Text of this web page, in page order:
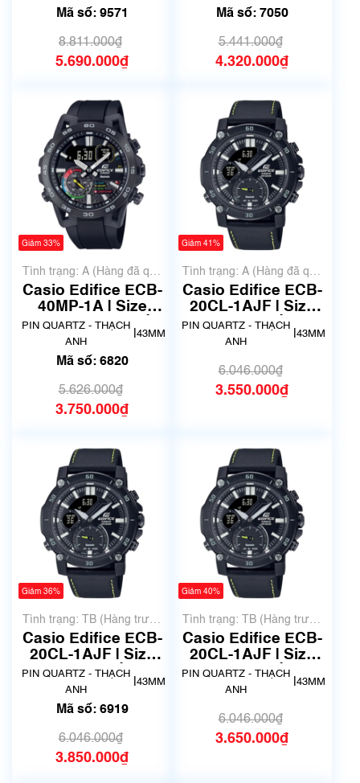
Mã số: 9571
8.811.000₫
5.690.000₫
Mã số: 7050
5.441.000₫
4.320.000₫
Giảm 33%
Tình trạng: A (Hàng đã qua
sử dụng nhưng rất đẹp,
không có xước)
Casio Edifice ECB-
40MP-1A | Size
43.5mm | Mã số
6820
PIN QUARTZ - THẠCH
ANH
43MM
Mã số: 6820
5.626.000₫
3.750.000₫
Giảm 41%
Tình trạng: A (Hàng đã qua
sử dụng nhưng rất đẹp,
không có xước)
Casio Edifice ECB-
20CL-1AJF | Size
43mm | Mã số 7798
PIN QUARTZ - THẠCH
ANH
43MM
6.046.000₫
3.550.000₫
Giảm 36%
Tình trạng: TB (Hàng trưng
bày, thanh lý)
Casio Edifice ECB-
20CL-1AJF | Size
43mm | Mã số 6919
PIN QUARTZ - THẠCH
ANH
43MM
Mã số: 6919
6.046.000₫
3.850.000₫
Giảm 40%
Tình trạng: TB (Hàng trưng
bày, thanh lý)
Casio Edifice ECB-
20CL-1AJF | Size
43mm | Mã số 7039
PIN QUARTZ - THẠCH
ANH
43MM
6.046.000₫
3.650.000₫